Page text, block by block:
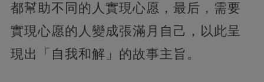
都幫助不同的人實現心愿，最后，需要
實現心愿的人變成張滿月自己，以此呈
現出「自我和解」的故事主旨。